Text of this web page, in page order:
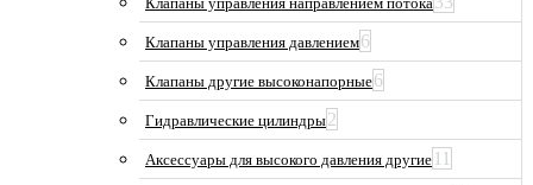
Клапаны управления давлением6
Клапаны другие высоконапорные6
Гидравлические цилиндры2
Аксессуары для высокого давления другие 11